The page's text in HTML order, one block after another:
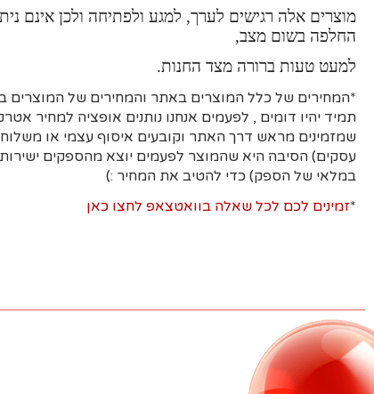
מוצרים אלה רגישים לערך, למגע ולפתיחה ולכן אינם
החלפה בשום מצב,
למעט טעות ברורה מצד החנות.
*המחירים של כלל המוצרים באתר והמחירים של המוצרים
תמיד יהיו דומים , לפעמים אנחנו נותנים אופציה למחיר
עסקים) הסיבה היא שהמוצר לפעמים יוצא מהספקים
במלאי של הספק) כדי להטיב את המחיר :)
*זמינים לכם לכל שאלה בוואטצאפ לחצו כאן